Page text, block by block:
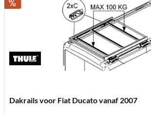
Dakrails voor Fiat Ducato vanaf 2007